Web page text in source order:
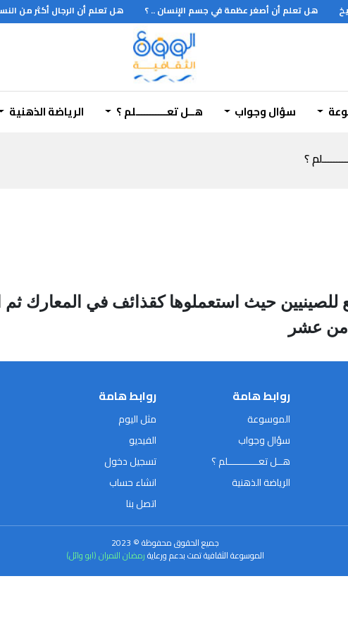
هل تعلم أن أصغر عظمة في جسم الإنسان .. ؟ هل تعلم أن الرجال أكثر من
سؤال وجواب هــل تعـــــــــــلم ؟ الرياضة الذهنية
؟
للصينيين حيث استعملوها كقذائف في المعارك ثم
عشر
روابط هامة
الموسوعة
سؤال وجواب
هــل تعـــــــــــلم ؟
الرياضة الذهنية
روابط هامة
مثل اليوم
الفيديو
تسجيل دخول
انشاء حساب
اتصل بنا
جميع الحقوق محفوظة © 2023
الموسوعة الثقافية تمت بدعم ورعايةرمضان النمران (ابو وائل)